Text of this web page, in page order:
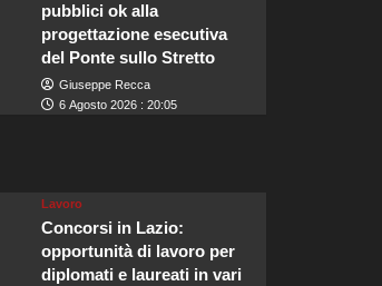
pubblici ok alla
progettazione esecutiva
del Ponte sullo Stretto
Giuseppe Recca
6 Agosto 2026 : 20:05
Lavoro
Concorsi in Lazio:
opportunità di lavoro per
diplomati e laureati in vari